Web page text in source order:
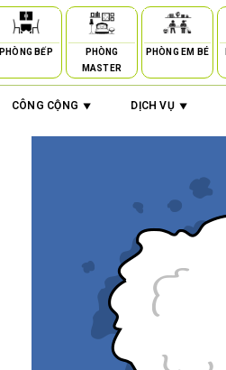
PHÒNG BẾP
PHÒNG
MASTER
PHÒNG EM BÉ
CÔNG CỘNG DỊCH VỤ